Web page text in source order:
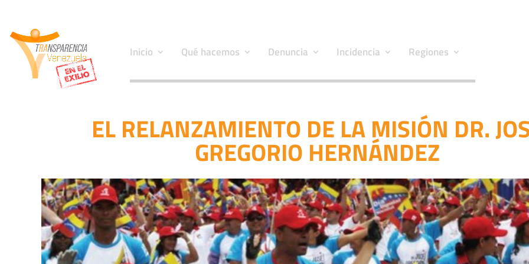
Inicio Qué hacemos Denuncia Incidencia Regiones
EL RELANZAMIENTO DE LA MISIÓN DR.
GREGORIO HERNÁNDEZ